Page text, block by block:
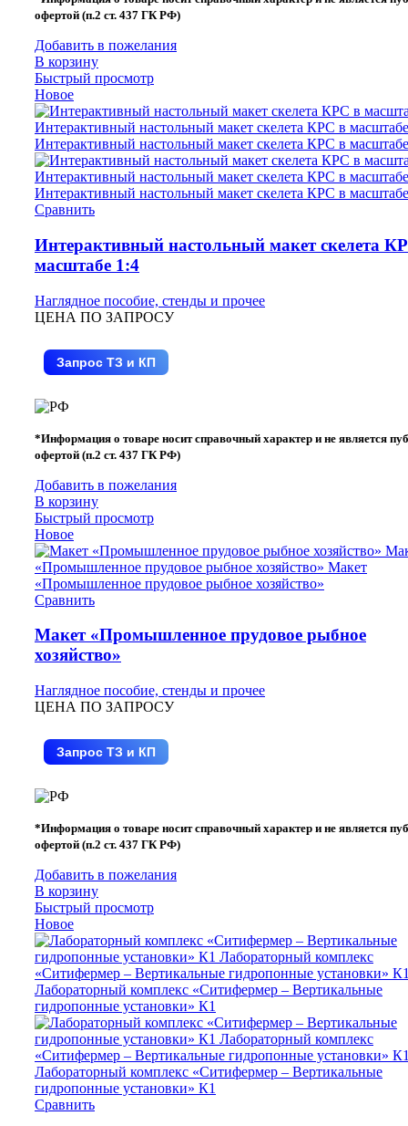
офертой (п.2 ст. 437 ГК РФ)
Добавить в пожелания
В корзину
Быстрый просмотр
Новое
Сравнить
Интерактивный настольный макет скелета
масштабе 1:4
Наглядное пособие, стенды и прочее
ЦЕНА ПО ЗАПРОСУ
Запрос ТЗ и КП
*Информация о товаре носит справочный характер и не является
офертой (п.2 ст. 437 ГК РФ)
Добавить в пожелания
В корзину
Быстрый просмотр
Новое
Сравнить
Макет «Промышленное прудовое рыбное
хозяйство»
Наглядное пособие, стенды и прочее
ЦЕНА ПО ЗАПРОСУ
Запрос ТЗ и КП
*Информация о товаре носит справочный характер и не является
офертой (п.2 ст. 437 ГК РФ)
Добавить в пожелания
В корзину
Быстрый просмотр
Новое
Сравнить